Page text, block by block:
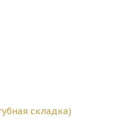
складка)